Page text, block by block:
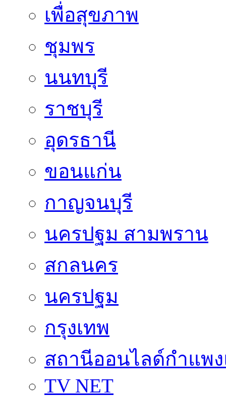
เพื่อสุขภาพ
ชุมพร
นนทบุรี
ราชบุรี
อุดรธานี
ขอนแก่น
กาญจนบุรี
นครปฐม สามพราน
สกลนคร
นครปฐม
กรุงเทพ
สถานีออนไลด์กำแพ
TV NET